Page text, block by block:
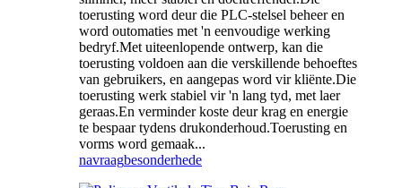
toerusting word deur die PLC-stelsel beheer en
word outomaties met 'n eenvoudige werking
bedryf.Met uiteenlopende ontwerp, kan die
toerusting voldoen aan die verskillende behoeftes
van gebruikers, en aangepas word vir kliënte.Die
toerusting werk stabiel vir 'n lang tyd, met laer
geraas.En verminder koste deur krag en energie
te bespaar tydens drukonderhoud.Toerusting en
vorms word gemaak...
navraagbesonderhede